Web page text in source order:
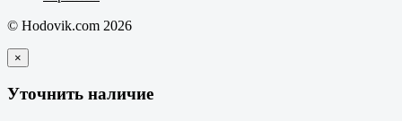
© Hodovik.com 2026
×
Уточнить наличие